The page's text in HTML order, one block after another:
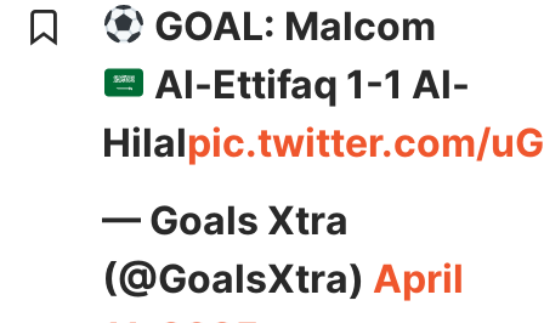
GOAL: Malcom
Al-Ettifaq 1-1 Al-
Hilalpic.twitter.com/
— Goals Xtra
(@GoalsXtra) April